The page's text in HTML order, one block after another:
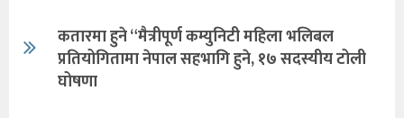
कतारमा हुने “मैत्रीपूर्ण कम्युनिटी महिला भलिबल
प्रतियोगितामा नेपाल सहभागि हुने, १७ सदस्यीय टोली
घोषणा